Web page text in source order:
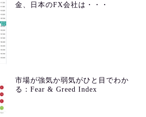
金、日本のFX会社は・・・
市場が強気か弱気がひと目でわか
る：Fear & Greed Index